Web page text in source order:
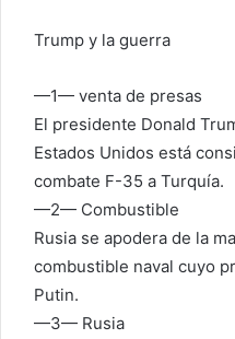
Trump y la guerra
—1— venta de presas
El presidente Donald
Estados Unidos está
combate F-35 a Turquía.
—2— Combustible
Rusia se apodera de la
combustible naval cuyo
Putin.
—3— Rusia